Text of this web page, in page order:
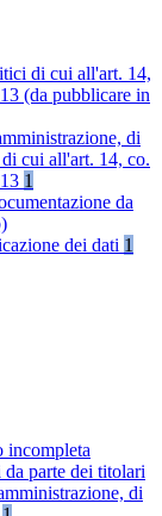
di cui all'art. 14,
(da pubblicare in
di
cui all'art. 14, co.
1
da
dei dati 1
incompleta
parte dei titolari
di